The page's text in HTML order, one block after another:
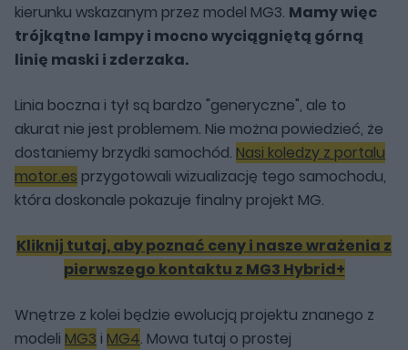
kierunku wskazanym przez model MG3. Mamy więc
trójkątne lampy i mocno wyciągniętą górną
linię maski i zderzaka.
Linia boczna i tył są bardzo "generyczne", ale to
akurat nie jest problemem. Nie można powiedzieć, że
dostaniemy brzydki samochód. Nasi koledzy z portalu
motor.es przygotowali wizualizację tego samochodu,
która doskonale pokazuje finalny projekt MG.
Kliknij tutaj, aby poznać ceny i nasze wrażenia z
pierwszego kontaktu z MG3 Hybrid+
Wnętrze z kolei będzie ewolucją projektu znanego z
modeli MG3 i MG4. Mowa tutaj o prostej